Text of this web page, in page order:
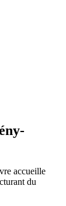
accueille
du